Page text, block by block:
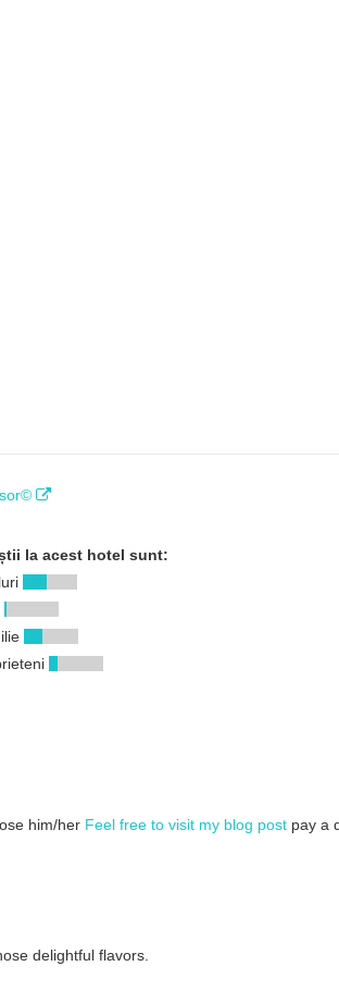
la acest hotel sunt:
him/her Feel free to visit my blog post pay a
delightful flavors.